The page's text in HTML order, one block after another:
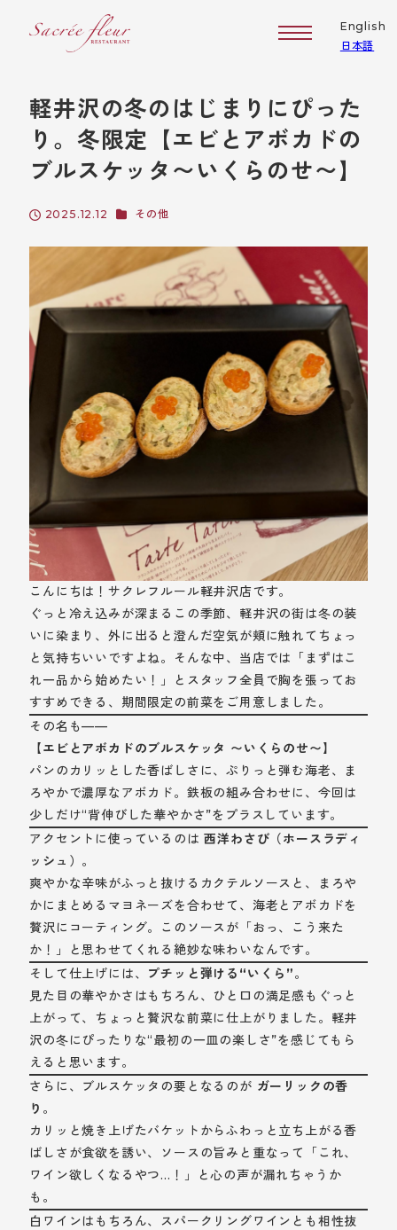
軽井沢の冬のはじまりにぴった
り。冬限定【エビとアボカドの
ブルスケッタ〜いくらのせ〜】
投稿日
2025.12.12 カテゴリー
その他
こんにちは！サクレフルール軽井沢店です。
ぐっと冷え込みが深まるこの季節、軽井沢の街は冬の装
いに染まり、外に出ると澄んだ空気が頬に触れてちょっ
と気持ちいいですよね。そんな中、当店では「まずはこ
れ一品から始めたい！」とスタッフ全員で胸を張ってお
すすめできる、期間限定の前菜をご用意しました。
その名も——
【エビとアボカドのブルスケッタ 〜いくらのせ〜】
パンのカリッとした香ばしさに、ぷりっと弾む海老、ま
ろやかで濃厚なアボカド。鉄板の組み合わせに、今回は
少しだけ“背伸びした華やかさ”をプラスしています。
アクセントに使っているのは西洋わさび（ホースラディ
ッシュ） 。
爽やかな辛味がふっと抜けるカクテルソースと、まろや
かにまとめるマヨネーズを合わせて、海老とアボカドを
贅沢にコーティング。このソースが「おっ、こう来た
か！」と思わせてくれる絶妙な味わいなんです。
そして仕上げには、 プチッと弾ける“いくら”。
見た目の華やかさはもちろん、ひと口の満足感もぐっと
上がって、ちょっと贅沢な前菜に仕上がりました。軽井
沢の冬にぴったりな“最初の一皿の楽しさ”を感じてもら
えると思います。
さらに、ブルスケッタの要となるのが ガーリックの香
り 。
カリッと焼き上げたバケットからふわっと立ち上がる香
ばしさが食欲を誘い、ソースの旨みと重なって「これ、
ワイン欲しくなるやつ…！」と心の声が漏れちゃうか
も。
白ワインはもちろん、スパークリングワインとも相性抜
English
日本語